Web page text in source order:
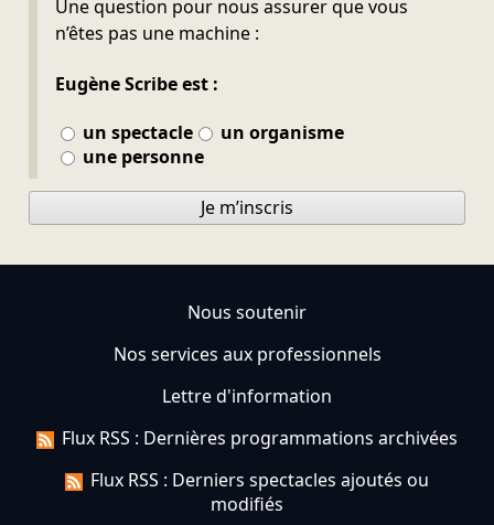
Une question pour nous assurer que vous
n’êtes pas une machine :
Eugène Scribe est :
un spectacle
un organisme
une personne
Je m’inscris
Nous soutenir
Nos services aux professionnels
Lettre d'information
Flux RSS : Dernières programmations archivées
Flux RSS : Derniers spectacles ajoutés ou
modifiés